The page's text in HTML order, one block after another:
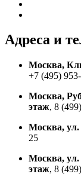
Адреса и
Москва,
+7 (495)
Москва,
этаж, 8
Москва, ул.
25
Москва, ул.
этаж, 8